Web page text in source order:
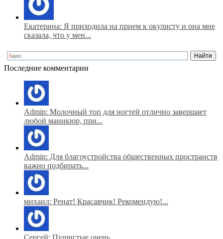
Екатерина: Я приходила на прием к окулисту и она мне
сказала, что у мен...
Последние комментарии
Admin: Молочный топ для ногтей отлично завершает
любой маникюр, при...
Admin: Для благоустройства общественных пространств
важно подбирать...
михаил: Ренат! Красавчик! Рекомендую!...